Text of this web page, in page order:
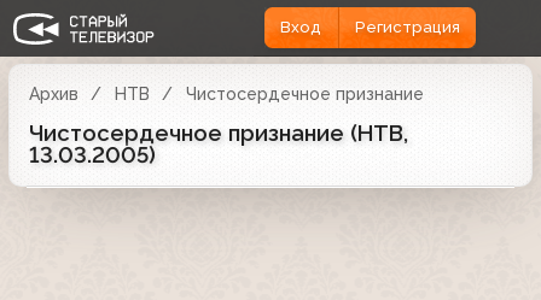
Вход Регистрация
Архив НТВ Чистосердечное признание
Чистосердечное признание (НТВ,
13.03.2005)